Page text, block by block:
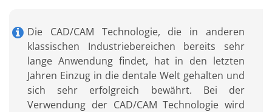
Die CAD/CAM Technologie, die in anderen
klassischen Industriebereichen bereits sehr
lange Anwendung findet, hat in den letzten
Jahren Einzug in die dentale Welt gehalten und
sich sehr erfolgreich bewährt. Bei der
Verwendung der CAD/CAM Technologie wird